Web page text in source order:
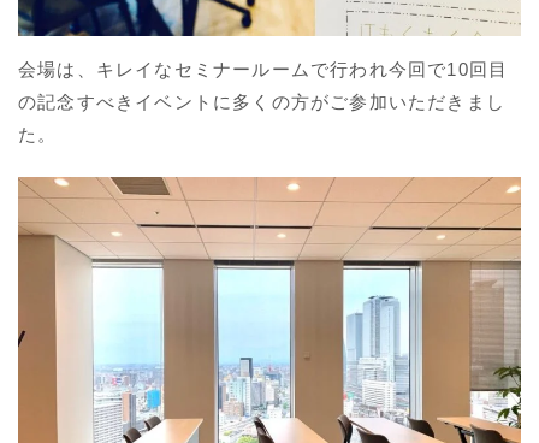
会場は、キレイなセミナールームで行われ今回で10回目
の記念すべきイベントに多くの方がご参加いただきまし
た。